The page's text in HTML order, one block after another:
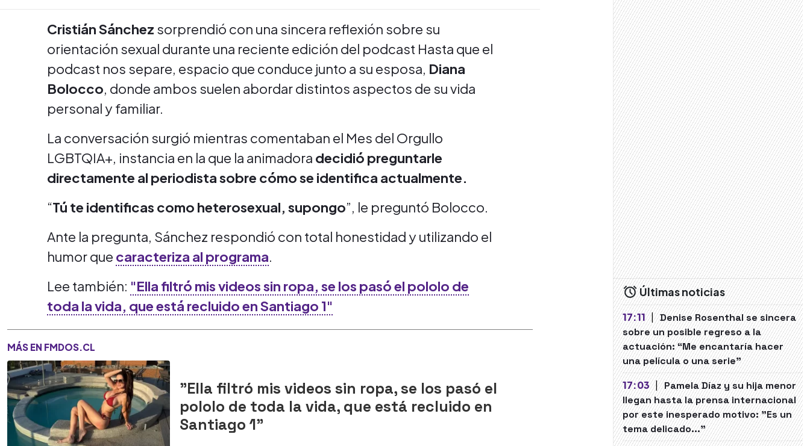
Cristián Sánchez sorprendió con una sincera reflexión sobre su
orientación sexual durante una reciente edición del podcast Hasta que el
podcast nos separe, espacio que conduce junto a su esposa, Diana
Bolocco, donde ambos suelen abordar distintos aspectos de su vida
personal y familiar.
La conversación surgió mientras comentaban el Mes del Orgullo
LGBTQIA+, instancia en la que la animadora decidió preguntarle
directamente al periodista sobre cómo se identifica actualmente.
“Tú te identificas como heterosexual, supongo”, le preguntó Bolocco.
Ante la pregunta, Sánchez respondió con total honestidad y utilizando el
humor que caracteriza al programa.
Lee también: "Ella filtró mis videos sin ropa, se los pasó el pololo de
toda la vida, que está recluido en Santiago 1"
MÁS EN FMDOS.CL
"Ella filtró mis videos sin ropa, se los pasó el
pololo de toda la vida, que está recluido en
Santiago 1"
Últimas noticias
17:11 | Denise Rosenthal se sincera
sobre un posible regreso a la
actuación: “Me encantaría hacer
una película o una serie"
17:03 | Pamela Díaz y su hija menor
llegan hasta la prensa internacional
por este inesperado motivo: "Es un
tema delicado..."